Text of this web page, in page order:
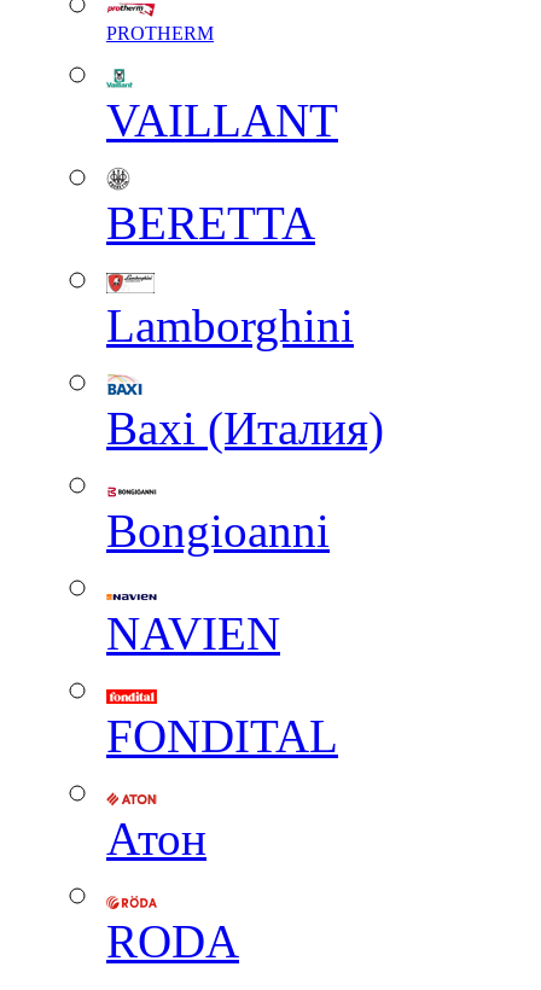
PROTHERM
VAILLANT
BERETTA
Lamborghini
Baxi (Италия)
Вongioanni
NAVIEN
FONDITAL
Атон
RODA